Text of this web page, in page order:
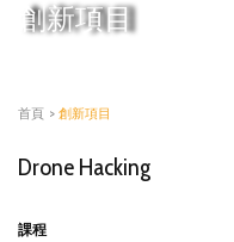
創新項目
首頁 > 創新項目
Drone Hacking
課程